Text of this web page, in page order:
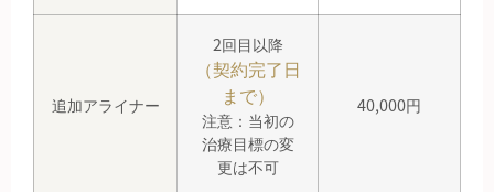
追加アライナー
2回目以降
（契約完了日
まで）
注意：当初の
治療目標の変
更は不可
40,000円